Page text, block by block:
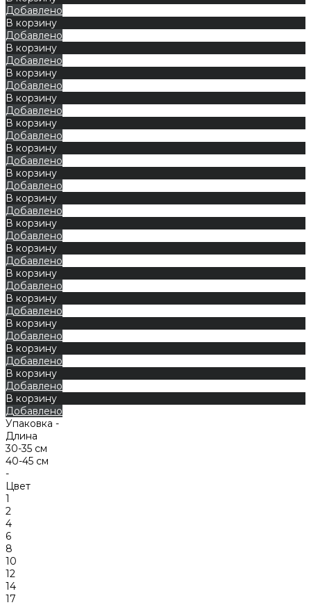
Добавлено
В корзину
Добавлено
В корзину
Добавлено
В корзину
Добавлено
В корзину
Добавлено
В корзину
Добавлено
В корзину
Добавлено
В корзину
Добавлено
В корзину
Добавлено
В корзину
Добавлено
В корзину
Добавлено
В корзину
Добавлено
В корзину
Добавлено
В корзину
Добавлено
В корзину
Добавлено
В корзину
Добавлено
В корзину
Добавлено
Упаковка -
Длина
30-35 см
40-45 см
-
Цвет
1
2
4
6
8
10
12
14
17